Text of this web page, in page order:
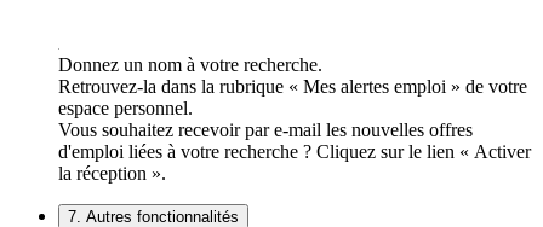
Donnez un nom à votre recherche.
Retrouvez-la dans la rubrique « Mes alertes emploi » de votre
espace personnel.
Vous souhaitez recevoir par e-mail les nouvelles offres
d'emploi liées à votre recherche ? Cliquez sur le lien « Activer
la réception ».
7. Autres fonctionnalités